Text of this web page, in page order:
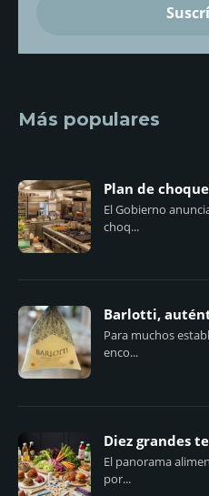
Más populares
Plan de
El Gobierno
choq...
Barlotti,
Para muchos
enco...
Diez grandes
El panorama
por...